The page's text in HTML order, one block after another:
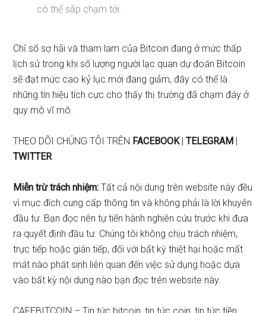
có thể sắp chạm tới.
Chỉ số sợ hãi và tham lam của Bitcoin đang ở mức thấp
lịch sử trong khi số lượng người lạc quan dự đoán Bitcoin
sẽ đạt mức cao kỷ lục mới đang giảm, đây có thể là
những tín hiệu tích cực cho thấy thị trường đã chạm đáy ở
quy mô vĩ mô.
THEO DÕI CHÚNG TÔI TRÊN FACEBOOK|TELEGRAM |
TWITTER
Miễn trừ trách nhiệm: Tất cả nội dung trên website này đều
vì mục đích cung cấp thông tin và không phải là lời khuyên
đầu tư. Bạn đọc nên tự tiến hành nghiên cứu trước khi đưa
ra quyết định đầu tư. Chúng tôi không chịu trách nhiệm,
trực tiếp hoặc gián tiếp, đối với bất kỳ thiệt hại hoặc mất
mát nào phát sinh liên quan đến việc sử dụng hoặc dựa
vào bất kỳ nội dung nào bạn đọc trên website này.